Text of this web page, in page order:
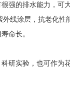
强的排水能力，可
外线涂层，抗老化性
命长。
研实验，也可作为